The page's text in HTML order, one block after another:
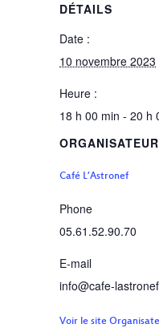
DÉTAILS
Date :
10 novembre 2023
Heure :
18 h 00 min - 20 h
ORGANISATEUR
Café L’Astronef
Phone
05.61.52.90.70
E-mail
info@cafe-
Voir le site